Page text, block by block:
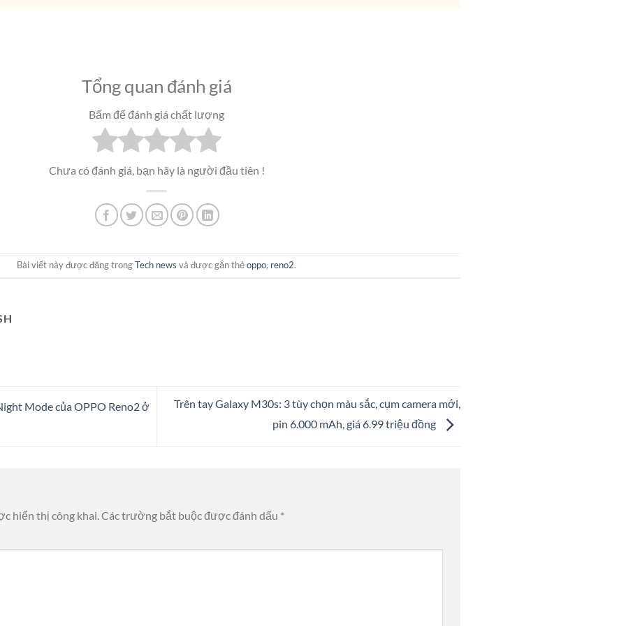
Tổng quan đánh giá
Bấm để đánh giá chất lượng
Chưa có đánh giá, bạn hãy là người đầu tiên !
Bài viết này được đăng trongTech news và được gắn thẻoppo, reno2.
Mode của OPPO Reno2 ở
Trên tay Galaxy M30s: 3 tùy chọn màu sắc, cụm camera mới,
pin 6.000 mAh, giá 6.99 triệu đồng
hiển thị công khai. Các trường bắt buộc được đánh dấu *